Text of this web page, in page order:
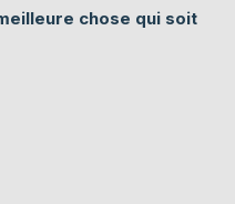
chose qui soit